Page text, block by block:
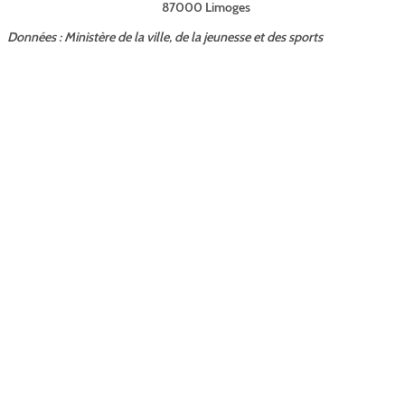
87000 Limoges
Données : Ministère de la ville, de la jeunesse et des sports